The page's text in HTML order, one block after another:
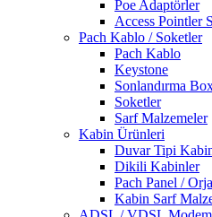
Poe Adaptörler
Access Pointler
Pach Kablo / Soketler
Pach Kablo
Keystone
Sonlandırma
Soketler
Sarf Malzemeler
Kabin Ürünleri
Duvar Tipi
Dikili Kabinler
Pach Panel /
Kabin Sarf